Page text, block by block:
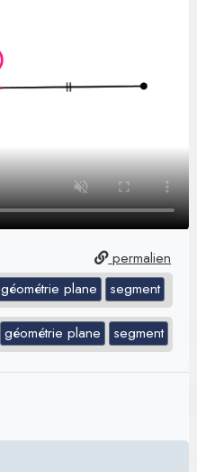
permalien
géométrie plane segment
géométrie plane segment